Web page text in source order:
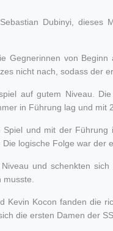
Dubinyi, dieses
Gegnerinnen von
nicht nach, sodass der
auf gutem Niveau.
in Führung lag und
und mit der
logische Folge war der
und schenkten
musste.
Kocon fanden die
die ersten Damen der